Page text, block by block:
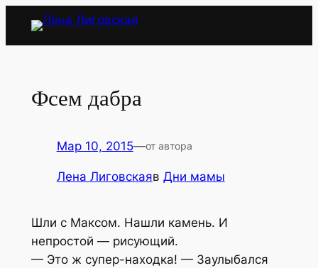
Перейти
Фсем дабра
Мар 10, 2015—от автора
Лена Лиговскаяв Дни мамы
Шли с Максом. Нашли камень. И
непростой — рисующий.
— Это ж супер-находка! — Заулыбался